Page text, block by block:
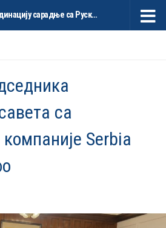
Национални савет за координацију сарадње са Руском Федерацијом и НР Кином
са
Serbia